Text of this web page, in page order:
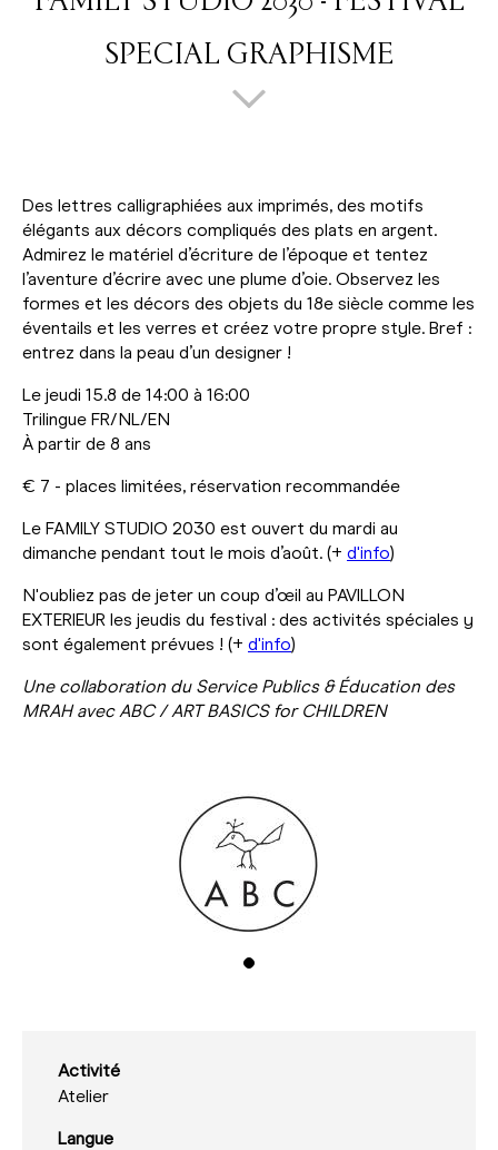
SPECIAL GRAPHISME
Des lettres calligraphiées aux imprimés, des motifs
élégants aux décors compliqués des plats en argent.
Admirez le matériel d’écriture de l’époque et tentez
l’aventure d’écrire avec une plume d’oie. Observez les
formes et les décors des objets du 18e siècle comme les
éventails et les verres et créez votre propre style. Bref :
entrez dans la peau d’un designer !
Le jeudi 15.8 de 14:00 à 16:00
Trilingue FR/NL/EN
À partir de 8 ans
€ 7 - places limitées, réservation recommandée
Le FAMILY STUDIO 2030 est ouvert du mardi au
dimanche pendant tout le mois d’août. (+ d'info)
N'oubliez pas de jeter un coup d’œil au PAVILLON
EXTERIEUR les jeudis du festival : des activités spéciales y
sont également prévues ! (+ d'info)
Une collaboration du Service Publics & Éducation des
MRAH avec ABC / ART BASICS for CHILDREN
Activité
Atelier
Langue